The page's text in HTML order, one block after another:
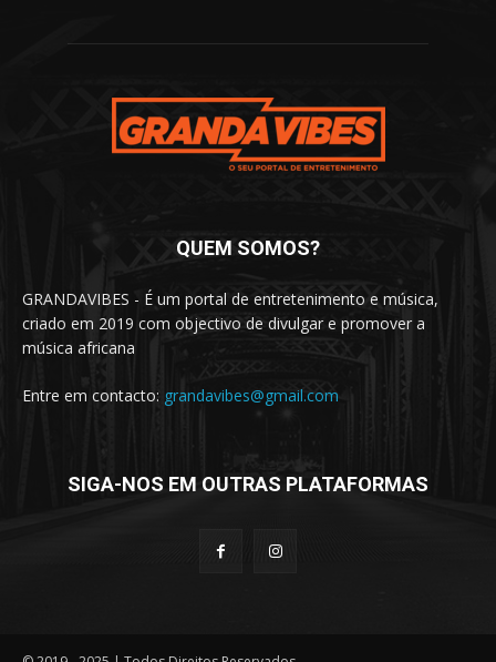
QUEM SOMOS?
GRANDAVIBES - É um portal de entretenimento e música,
criado em 2019 com objectivo de divulgar e promover a
música africana
Entre em contacto: grandavibes@gmail.com
SIGA-NOS EM OUTRAS PLATAFORMAS